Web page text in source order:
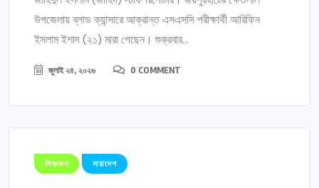
উপজেলায় ব্লাড ক্যান্সারে আক্রান্ত এসএসসি পরীক্ষার্থী আরিফিন
ইসলাম ইশাদ (২১) মারা গেছেন। শুক্রবার...
জুলাই ২৪, ২০২৬ 0 COMMENT
শিক্ষাঙ্গন সারাদেশ